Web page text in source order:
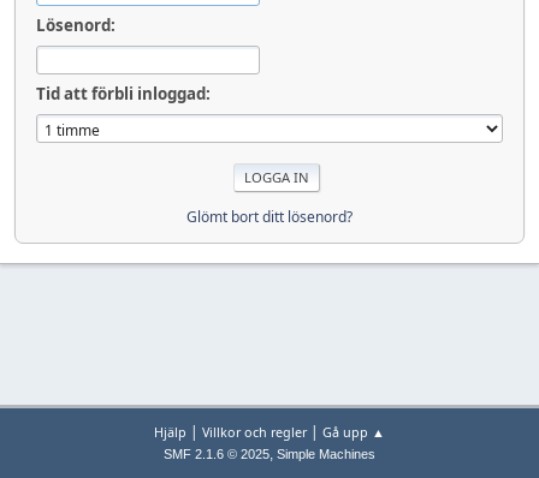
Lösenord:
Tid att förbli inloggad:
Glömt bort ditt lösenord?
Hjälp | Villkor och regler| Gå upp ▲
SMF 2.1.6 © 2025, Simple Machines